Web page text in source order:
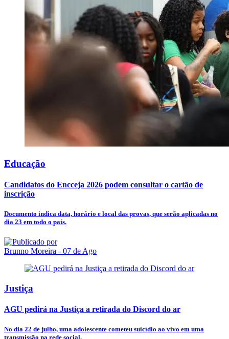
Educação
Candidatos do Encceja 2026 podem consultar o cartão de
inscrição
Documento indica data, horário e local das provas, que serão aplicadas no
dia 23 em todo o país.
Brunno Moreira - 07 de Ago
Justiça
AGU pedirá na Justiça a retirada do Discord do ar
No dia 22 de julho, uma adolescente cometeu suicídio ao vivo em uma
transmissão na rede social.